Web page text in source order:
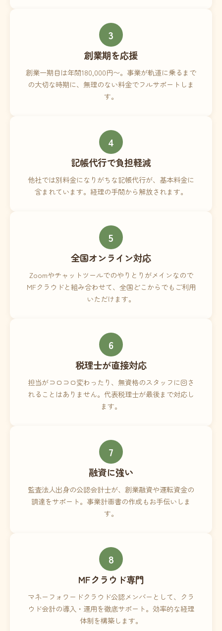
3
創業期を応援
創業一期目は年間180,000円〜。事業が軌道に乗るまで
の大切な時期に、無理のない料金でフルサポートしま
す。
4
記帳代行で負担軽減
他社では別料金になりがちな記帳代行が、基本料金に
含まれています。経理の手間から解放されます。
5
全国オンライン対応
Zoomやチャットツールでのやりとりがメインなので
MFクラウドと組み合わせて、全国どこからでもご利用
いただけます。
6
税理士が直接対応
担当がコロコロ変わったり、無資格のスタッフに回さ
れることはありません。代表税理士が最後まで対応し
ます。
7
融資に強い
監査法人出身の公認会計士が、創業融資や運転資金の
調達をサポート。事業計画書の作成もお手伝いしま
す。
8
MFクラウド専門
マネーフォワードクラウド公認メンバーとして、クラ
ウド会計の導入・運用を徹底サポート。効率的な経理
体制を構築します。